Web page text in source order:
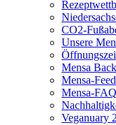
CO2-
Unsere
Mensa
Mensa-
Mensa-FAQ
Veganuary